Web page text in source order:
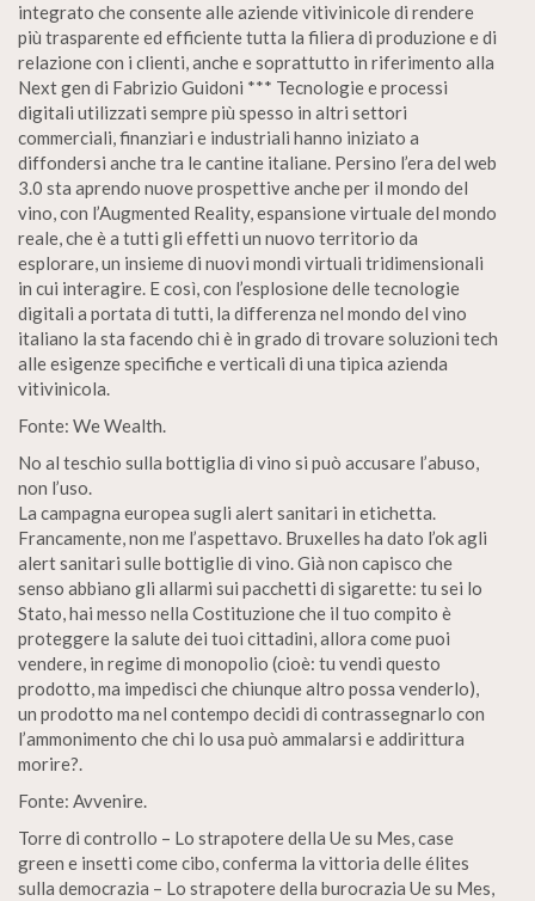
integrato che consente alle aziende vitivinicole di rendere
più trasparente ed efficiente tutta la filiera di produzione e di
relazione con i clienti, anche e soprattutto in riferimento alla
Next gen di Fabrizio Guidoni *** Tecnologie e processi
digitali utilizzati sempre più spesso in altri settori
commerciali, finanziari e industriali hanno iniziato a
diffondersi anche tra le cantine italiane. Persino l’era del web
3.0 sta aprendo nuove prospettive anche per il mondo del
vino, con l’Augmented Reality, espansione virtuale del mondo
reale, che è a tutti gli effetti un nuovo territorio da
esplorare, un insieme di nuovi mondi virtuali tridimensionali
in cui interagire. E così, con l’esplosione delle tecnologie
digitali a portata di tutti, la differenza nel mondo del vino
italiano la sta facendo chi è in grado di trovare soluzioni tech
alle esigenze specifiche e verticali di una tipica azienda
vitivinicola.
Fonte: We Wealth.
No al teschio sulla bottiglia di vino si può accusare l’abuso,
non l’uso.
La campagna europea sugli alert sanitari in etichetta.
Francamente, non me l’aspettavo. Bruxelles ha dato l’ok agli
alert sanitari sulle bottiglie di vino. Già non capisco che
senso abbiano gli allarmi sui pacchetti di sigarette: tu sei lo
Stato, hai messo nella Costituzione che il tuo compito è
proteggere la salute dei tuoi cittadini, allora come puoi
vendere, in regime di monopolio (cioè: tu vendi questo
prodotto, ma impedisci che chiunque altro possa venderlo),
un prodotto ma nel contempo decidi di contrassegnarlo con
l’ammonimento che chi lo usa può ammalarsi e addirittura
morire?.
Fonte: Avvenire.
Torre di controllo – Lo strapotere della Ue su Mes, case
green e insetti come cibo, conferma la vittoria delle élites
sulla democrazia – Lo strapotere della burocrazia Ue su Mes,